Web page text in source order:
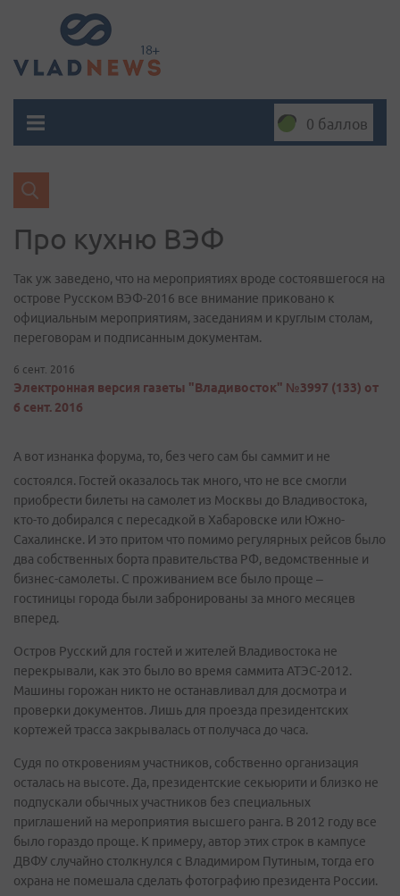
0 баллов
Про кухню ВЭФ
Так уж заведено, что на мероприятиях вроде состоявшегося на
острове Русском ВЭФ-2016 все внимание приковано к
официальным мероприятиям, заседаниям и круглым столам,
переговорам и подписанным документам.
6 сент. 2016
Электронная версия газеты "Владивосток" №3997 (133) от
6 сент. 2016
А вот изнанка форума, то, без чего сам бы саммит и не
состоялся. Гостей оказалось так много, что не все смогли
приобрести билеты на самолет из Москвы до Владивостока,
кто-то добирался с пересадкой в Хабаровске или Южно-
Сахалинске. И это притом что помимо регулярных рейсов было
два собственных борта правительства РФ, ведомственные и
бизнес-самолеты. С проживанием все было проще –
гостиницы города были забронированы за много месяцев
вперед.
Остров Русский для гостей и жителей Владивостока не
перекрывали, как это было во время саммита АТЭС-2012.
Машины горожан никто не останавливал для досмотра и
проверки документов. Лишь для проезда президентских
кортежей трасса закрывалась от получаса до часа.
Судя по откровениям участников, собственно организация
осталась на высоте. Да, президентские секьюрити и близко не
подпускали обычных участников без специальных
приглашений на мероприятия высшего ранга. В 2012 году все
было гораздо проще. К примеру, автор этих строк в кампусе
ДВФУ случайно столкнулся с Владимиром Путиным, тогда его
охрана не помешала сделать фотографию президента России.